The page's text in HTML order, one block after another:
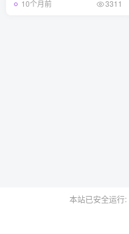
10个月前 3311
本站已安全运行: